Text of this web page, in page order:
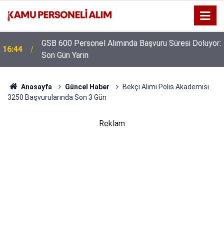
16:44
GSB 600 Personel Alımında Başvuru Süresi Doluyor:
Son Gün Yarın
Anasayfa Güncel Haber
Bekçi Alımı Polis Akademisi
3250 Başvurularında Son 3 Gün
Reklam